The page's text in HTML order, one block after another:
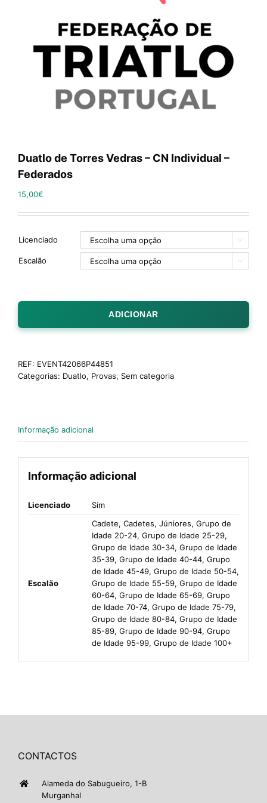
Duatlo de Torres Vedras – CN Individual –
Federados
15,00€
Licenciado 
Escalão 
ADICIONAR
REF: EVENT42066P44851
Categorias: Duatlo, Provas, Sem categoria
Informação adicional
Informação adicional
Licenciado Sim
Escalão
Cadete, Cadetes, Júniores, Grupo de
Idade 20-24, Grupo de Idade 25-29,
Grupo de Idade 30-34, Grupo de Idade
35-39, Grupo de Idade 40-44, Grupo
de Idade 45-49, Grupo de Idade 50-54,
Grupo de Idade 55-59, Grupo de Idade
60-64, Grupo de Idade 65-69, Grupo
de Idade 70-74, Grupo de Idade 75-79,
Grupo de Idade 80-84, Grupo de Idade
85-89, Grupo de Idade 90-94, Grupo
de Idade 95-99, Grupo de Idade 100+
CONTACTOS
Alameda do Sabugueiro, 1-B
Murganhal